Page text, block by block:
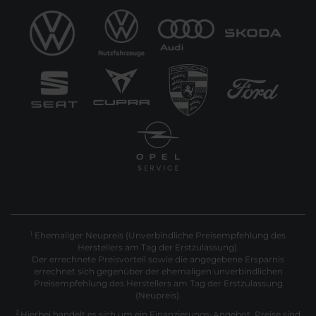
1 Ehemaliger Neupreis (Unverbindliche Preisempfehlung des
Herstellers am Tag der Erstzulassung).
Der errechnete Preisvorteil sowie die angegebene Ersparnis
errechnet sich gegenüber der ehemaligen unverbindlichen
Preisempfehlung des Herstellers am Tag der Erstzulassung
(Neupreis).
2